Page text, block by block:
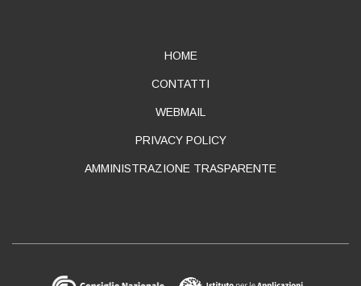
HOME
CONTATTI
WEBMAIL
PRIVACY POLICY
AMMINISTRAZIONE TRASPARENTE